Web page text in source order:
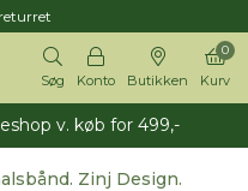
Søg Konto Butikken Kurv
0
v. køb for 499,-
Zinj Design.